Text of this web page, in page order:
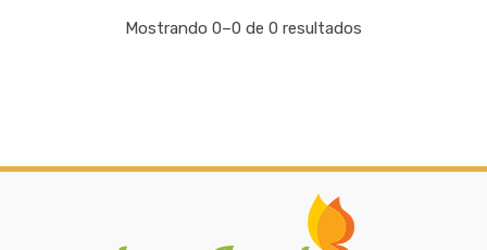
Mostrando 0–0 de 0 resultados